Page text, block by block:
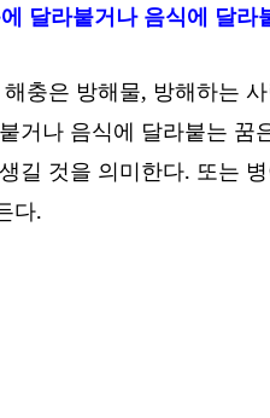
달라붙거나 음식에 달라
충은 방해물, 방해하는
거나 음식에 달라붙는 꿈
길 것을 의미한다. 또는
다.